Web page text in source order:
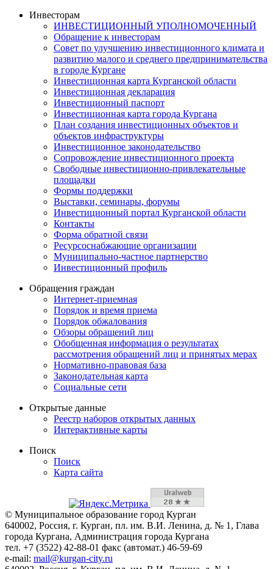
Инвесторам
ИНВЕСТИЦИОННЫЙ УПОЛНОМОЧЕННЫЙ
Обращение к инвесторам
Совет по улучшению инвестиционного климата и
развитию малого и среднего предпринимательства
в городе Кургане
Инвестиционная карта Курганской области
Инвестиционная декларация
Инвестиционный паспорт
Инвестиционная карта города Кургана
План создания инвестиционных объектов и
объектов инфраструктуры
Инвестиционное законодательство
Сопровождение инвестиционного проекта
Свободные инвестиционно-привлекательные
площадки
Формы поддержки
Выставки, семинары, форумы
Инвестиционный портал Курганской области
Контакты
Форма обратной связи
Ресурсоснабжающие организации
Муниципально-частное партнерство
Инвестиционный профиль
Обращения граждан
Интернет-приемная
Порядок и время приема
Порядок обжалования
Обзоры обращений лиц
Обобщенная информация о результатах
рассмотрения обращений лиц и принятых мерах
Нормативно-правовая база
Законодательная карта
Социальные сети
Открытые данные
Реестр наборов открытых данных
Интерактивные карты
Поиск
Поиск
Карта сайта
© Муниципальное образование город Курган
640002, Россия, г. Курган, пл. им. В.И. Ленина, д. № 1, Глава
города Кургана, Администрация города Кургана
тел. +7 (3522) 42-88-01 факс (автомат.) 46-59-69
e-mail: mail@kurgan-city.ru